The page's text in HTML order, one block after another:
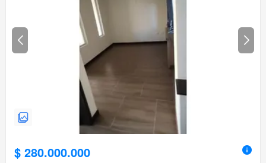
$ 280.000.000